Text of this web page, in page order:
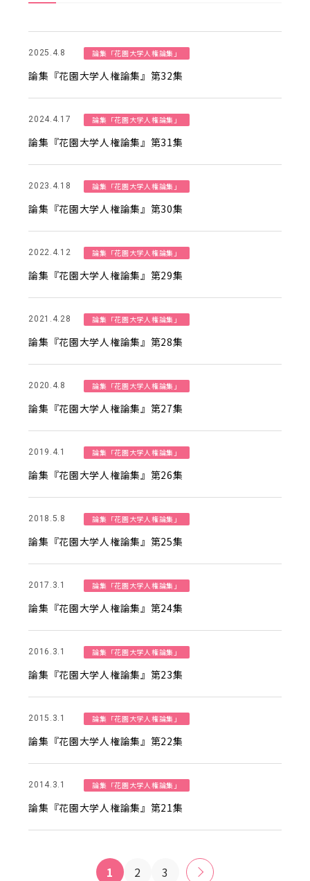
2025.4.8 論集「花園大学人権論集」
論集『花園大学人権論集』第32集
2024.4.17 論集「花園大学人権論集」
論集『花園大学人権論集』第31集
2023.4.18 論集「花園大学人権論集」
論集『花園大学人権論集』第30集
2022.4.12 論集「花園大学人権論集」
論集『花園大学人権論集』第29集
2021.4.28 論集「花園大学人権論集」
論集『花園大学人権論集』第28集
2020.4.8 論集「花園大学人権論集」
論集『花園大学人権論集』第27集
2019.4.1 論集「花園大学人権論集」
論集『花園大学人権論集』第26集
2018.5.8 論集「花園大学人権論集」
論集『花園大学人権論集』第25集
2017.3.1 論集「花園大学人権論集」
論集『花園大学人権論集』第24集
2016.3.1 論集「花園大学人権論集」
論集『花園大学人権論集』第23集
2015.3.1 論集「花園大学人権論集」
論集『花園大学人権論集』第22集
2014.3.1 論集「花園大学人権論集」
論集『花園大学人権論集』第21集
1 2 3 »